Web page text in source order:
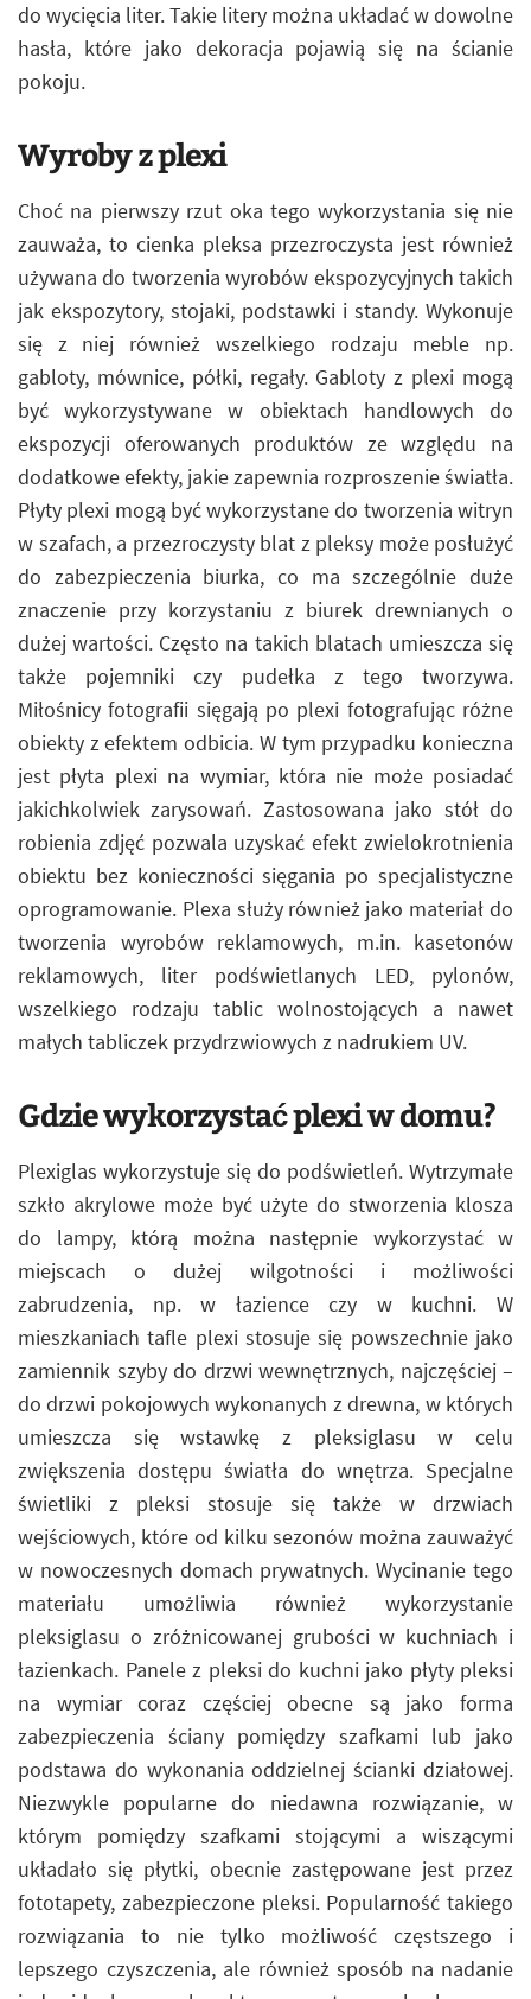
do wycięcia liter. Takie litery można układać w dowolne
hasła, które jako dekoracja pojawią się na ścianie
pokoju.
Wyroby z plexi
Choć na pierwszy rzut oka tego wykorzystania się nie
zauważa, to cienka pleksa przezroczysta jest również
używana do tworzenia wyrobów ekspozycyjnych takich
jak ekspozytory, stojaki, podstawki i standy. Wykonuje
się z niej również wszelkiego rodzaju meble np.
gabloty, mównice, półki, regały. Gabloty z plexi mogą
być wykorzystywane w obiektach handlowych do
ekspozycji oferowanych produktów ze względu na
dodatkowe efekty, jakie zapewnia rozproszenie światła.
Płyty plexi mogą być wykorzystane do tworzenia witryn
w szafach, a przezroczysty blat z pleksy może posłużyć
do zabezpieczenia biurka, co ma szczególnie duże
znaczenie przy korzystaniu z biurek drewnianych o
dużej wartości. Często na takich blatach umieszcza się
także pojemniki czy pudełka z tego tworzywa.
Miłośnicy fotografii sięgają po plexi fotografując różne
obiekty z efektem odbicia. W tym przypadku konieczna
jest płyta plexi na wymiar, która nie może posiadać
jakichkolwiek zarysowań. Zastosowana jako stół do
robienia zdjęć pozwala uzyskać efekt zwielokrotnienia
obiektu bez konieczności sięgania po specjalistyczne
oprogramowanie. Plexa służy również jako materiał do
tworzenia wyrobów reklamowych, m.in. kasetonów
reklamowych, liter podświetlanych LED, pylonów,
wszelkiego rodzaju tablic wolnostojących a nawet
małych tabliczek przydrzwiowych z nadrukiem UV.
Gdzie wykorzystać plexi w domu?
Plexiglas wykorzystuje się do podświetleń. Wytrzymałe
szkło akrylowe może być użyte do stworzenia klosza
do lampy, którą można następnie wykorzystać w
miejscach o dużej wilgotności i możliwości
zabrudzenia, np. w łazience czy w kuchni. W
mieszkaniach tafle plexi stosuje się powszechnie jako
zamiennik szyby do drzwi wewnętrznych, najczęściej –
do drzwi pokojowych wykonanych z drewna, w których
umieszcza się wstawkę z pleksiglasu w celu
zwiększenia dostępu światła do wnętrza. Specjalne
świetliki z pleksi stosuje się także w drzwiach
wejściowych, które od kilku sezonów można zauważyć
w nowoczesnych domach prywatnych. Wycinanie tego
materiału umożliwia również wykorzystanie
pleksiglasu o zróżnicowanej grubości w kuchniach i
łazienkach. Panele z pleksi do kuchni jako płyty pleksi
na wymiar coraz częściej obecne są jako forma
zabezpieczenia ściany pomiędzy szafkami lub jako
podstawa do wykonania oddzielnej ścianki działowej.
Niezwykle popularne do niedawna rozwiązanie, w
którym pomiędzy szafkami stojącymi a wiszącymi
układało się płytki, obecnie zastępowane jest przez
fototapety, zabezpieczone pleksi. Popularność takiego
rozwiązania to nie tylko możliwość częstszego i
lepszego czyszczenia, ale również sposób na nadanie